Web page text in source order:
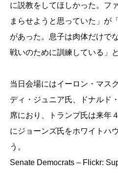
に説教をしてほしかった。フ
まらせようと思っていた」が
があった。息子は肉体だけで
戦いのために訓練している」
当日会場にはイーロン・マス
ディ・ジュニア氏、ドナルド
席におり、トランプ氏は来年
にジョーンズ氏をホワイトハ
う。
Senate Democrats – Flickr: